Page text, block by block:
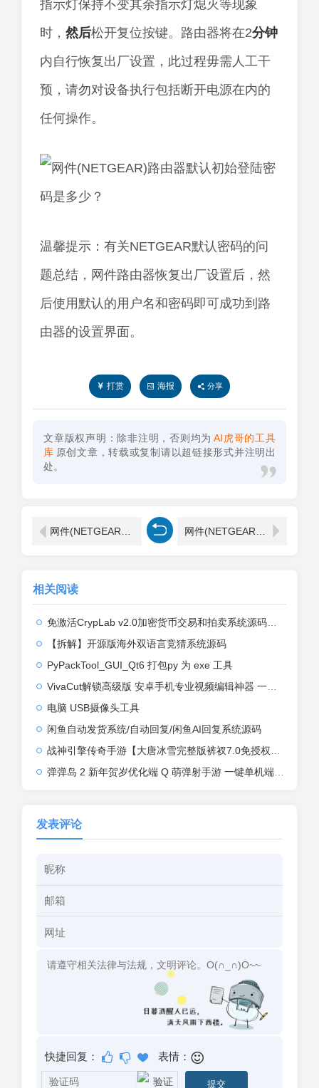
指示灯保持不变其余指示灯熄灭等现象
时， 然后松开复位按键。路由器将在2分钟
内自行恢复出厂设置，此过程毋需人工干
预，请勿对设备执行包括断开电源在内的
任何操作。
温馨提示：有关NETGEAR默认密码的问
题总结，网件路由器恢复出厂设置后，然
后使用默认的用户名和密码即可成功到路
由器的设置界面。
打赏 海报 分享
文章版权声明：除非注明，否则均为 AI虎哥的工具
库 原创文章，转载或复制请以超链接形式并注明出
处。
网件(NETGEAR)路由器无线中继设置教程 网件(NETGEAR)路由器默认初始登陆密码网址是什么
相关阅读
免激活CrypLab v2.0加密货币交易和拍卖系统源码，前台新增中文后台全部汉化
【拆解】开源版海外双语言竞猜系统源码
PyPackTool_GUI_Qt6 打包py 为 exe 工具
VivaCut解锁高级版 安卓手机专业视频编辑神器 一键式AI加持
电脑 USB摄像头工具
闲鱼自动发货系统/自动回复/闲鱼AI回复系统源码
战神引擎传奇手游【大唐冰雪完整版裤衩7.0免授权】2026整理特色服务端+寒冬之城+万象古城+天威大陆+大唐盛世【站长亲测】
弹弹岛 2 新年贺岁优化端 Q 萌弹射手游 一键单机端 + Linux 手工端 + GM 后台 + 安卓 iOS 双端带教程
发表评论
快捷回复： 表情：